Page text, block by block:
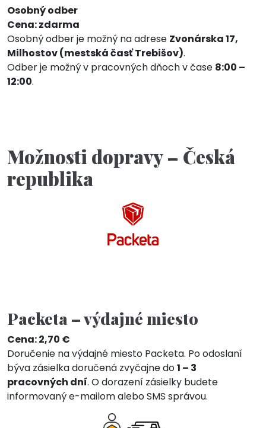
Osobný odber
Cena: zdarma
Osobný odber je možný na adrese Zvonárska 17,
Milhostov (mestská časť Trebišov).
Odber je možný v pracovných dňoch v čase 8:00 –
12:00.
Možnosti dopravy – Česká
republika
Packeta – výdajné miesto
Cena: 2,70 €
Doručenie na výdajné miesto Packeta. Po odoslaní
býva zásielka doručená zvyčajne do1 – 3
pracovných dní. O dorazení zásielky budete
informovaný e-mailom alebo SMS správou.